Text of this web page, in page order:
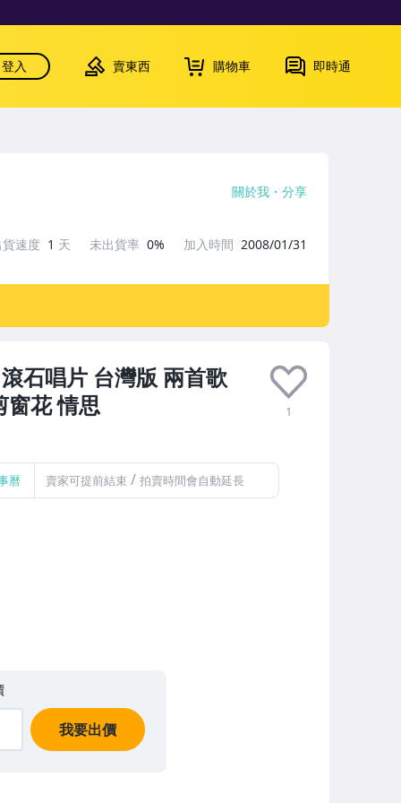
登入 賣東西 購物車 即時通
石唱片 台灣版 兩首歌
窗花 情思
1
曆 賣家可提前結束 / 拍賣時間會自動延長
我要出價
關於我 分享
速度 1 天 未出貨率 0% 加入時間 2008/01/31